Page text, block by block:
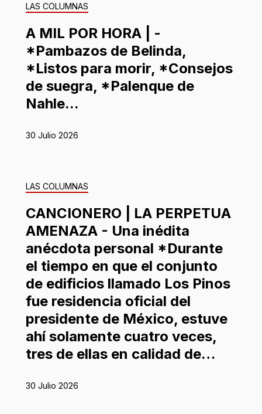
LAS COLUMNAS
A MIL POR HORA | -
*Pambazos de Belinda,
*Listos para morir, *Consejos
de suegra, *Palenque de
Nahle...
30 Julio 2026
LAS COLUMNAS
CANCIONERO | LA PERPETUA
AMENAZA - Una inédita
anécdota personal *Durante
el tiempo en que el conjunto
de edificios llamado Los Pinos
fue residencia oficial del
presidente de México, estuve
ahí solamente cuatro veces,
tres de ellas en calidad de…
30 Julio 2026